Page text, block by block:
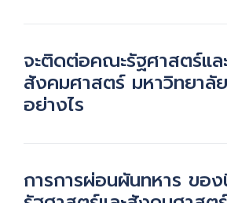
จะติดต่อคณะรัฐศาสตร์แล
สังคมศาสตร์ มหาวิทยาลั
อย่างไร
การการผ่อนผันทหาร ขอ